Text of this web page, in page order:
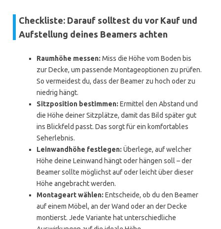
Checkliste: Darauf solltest du vor Kauf und
Aufstellung deines Beamers achten
Raumhöhe messen: Miss die Höhe vom Boden bis
zur Decke, um passende Montageoptionen zu prüfen.
So vermeidest du, dass der Beamer zu hoch oder zu
niedrig hängt.
Sitzposition bestimmen: Ermittel den Abstand und
die Höhe deiner Sitzplätze, damit das Bild später gut
ins Blickfeld passt. Das sorgt für ein komfortables
Seherlebnis.
Leinwandhöhe festlegen: Überlege, auf welcher
Höhe deine Leinwand hängt oder hängen soll – der
Beamer sollte möglichst auf oder leicht über dieser
Höhe angebracht werden.
Montageart wählen: Entscheide, ob du den Beamer
auf einem Möbel, an der Wand oder an der Decke
montierst. Jede Variante hat unterschiedliche